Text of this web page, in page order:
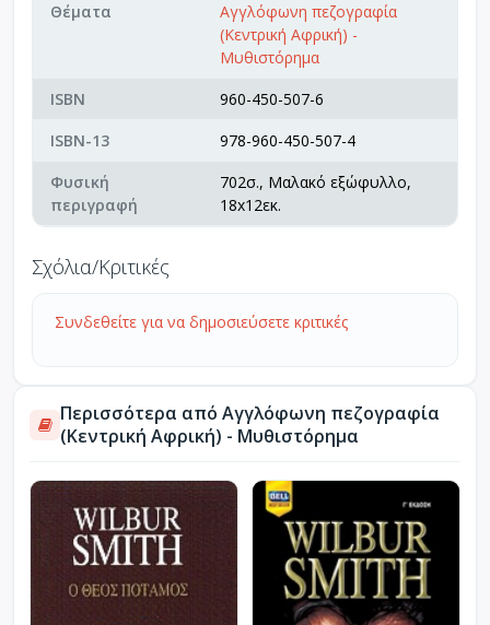
Θέματα
Αγγλόφωνη πεζογραφία
(Κεντρική Αφρική) -
Μυθιστόρημα
ISBN
960-450-507-6
ISBN-13
978-960-450-507-4
Φυσική
περιγραφή
702σ., Μαλακό εξώφυλλο,
18x12εκ.
Σχόλια/Κριτικές
Συνδεθείτε για να δημοσιεύσετε κριτικές
Περισσότερα από Αγγλόφωνη πεζογραφία
(Κεντρική Αφρική) - Μυθιστόρημα